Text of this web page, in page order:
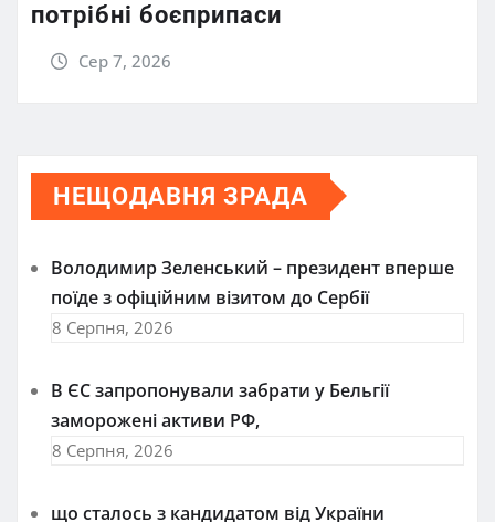
потрібні боєприпаси
Сер 7, 2026
НЕЩОДАВНЯ ЗРАДА
Володимир Зеленський – президент вперше
поїде з офіційним візитом до Сербії
8 Серпня, 2026
В ЄС запропонували забрати у Бельгії
заморожені активи РФ,
8 Серпня, 2026
що сталось з кандидатом від України